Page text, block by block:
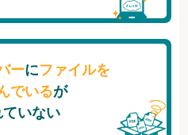
ーにファイルを
でいるが
いない